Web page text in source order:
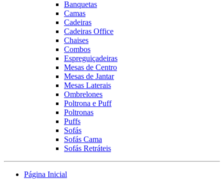
Banquetas
Camas
Cadeiras
Cadeiras Office
Chaises
Combos
Espreguiçadeiras
Mesas de Centro
Mesas de Jantar
Mesas Laterais
Ombrelones
Poltrona e Puff
Poltronas
Puffs
Sofás
Sofás Cama
Sofás Retráteis
Página Inicial